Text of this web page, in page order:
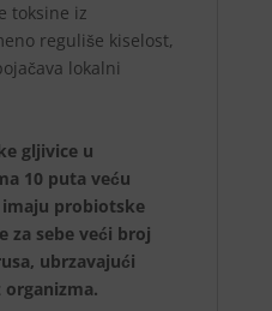
toksine iz
reguliše kiselost,
lokalni
gljivice u
10 puta veću
probiotske
za sebe veći broj
ubrzavajući